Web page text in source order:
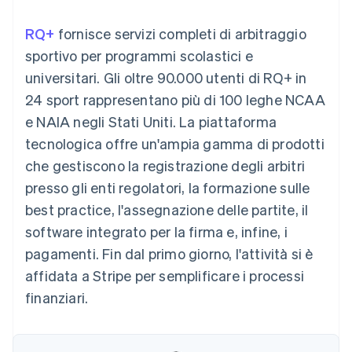
pagamento
oltre 125
Terminal
persona
Authorization
Accettazione
ottimizzata
Link
Pagamento
accelerato
Financial
Connections
Conti finanziari
collegati
Stripe Sigma
personalizzati
Data Pipeline
dei dati
Altro
SaaS
Per settore
Aziende di IA
Creator economy
Gaming
Ospitalità, viaggi e
tempo libero
Assicurazione
Media e
intrattenimento
Organizzazioni non
profit
Servizi professionali
Offrire addebiti in base
all'utilizzo
Emettere carte
garantite da stablecoin
Esegui il provisioning e
gestisci i servizi con gli
agenti
Risorse
Integrazioni app
Esempi di codice
Blog per sviluppatori
Stato dell'API
Conferenza annuale
Sessions
Lavora con noi
Sala stampa
Stripe Press
Recapiti
Contattaci
Diventa nostro partner
RQ+ fornisce servizi completi di arbitraggio
sportivo per programmi scolastici e
universitari. Gli oltre 90.000 utenti di RQ+ in
24 sport rappresentano più di 100 leghe NCAA
e NAIA negli Stati Uniti. La piattaforma
tecnologica offre un'ampia gamma di prodotti
che gestiscono la registrazione degli arbitri
presso gli enti regolatori, la formazione sulle
best practice, l'assegnazione delle partite, il
software integrato per la firma e, infine, i
pagamenti. Fin dal primo giorno, l'attività si è
affidata a Stripe per semplificare i processi
finanziari.